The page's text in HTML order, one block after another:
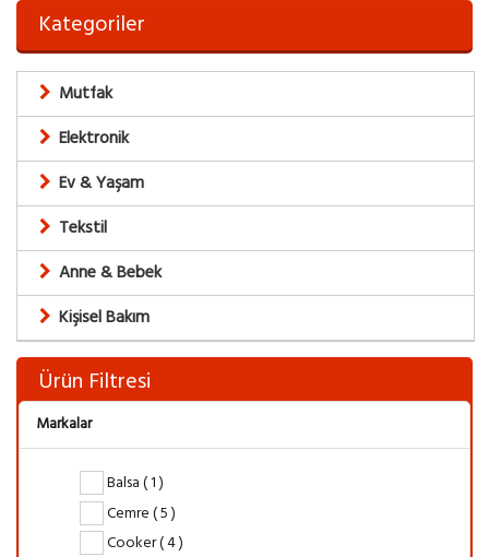
Kategoriler
Mutfak
Elektronik
Ev & Yaşam
Tekstil
Anne & Bebek
Kişisel Bakım
Ürün Filtresi
Markalar
Balsa ( 1 )
Cemre ( 5 )
Cooker ( 4 )